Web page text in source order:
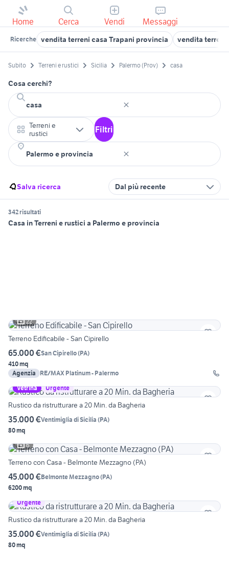
Home Cerca Vendi Messaggi
Ricerche vendita terreni casa Trapani provincia vendita terreni
Subito Terreni e rustici Sicilia Palermo (Prov) casa
Cosa cerchi?
Terreni e
rustici
Filtri
Salva ricerca Dal più recente
342 risultati
Casa in Terreni e rustici a Palermo e provincia
22
Terreno Edificabile - San Cipirello
65.000 €San Cipirello(PA)
410 mq
Agenzia
RE/MAX Platinum - Palermo
Vetrina
Urgente
Rustico da ristrutturare a 20 Min. da Bagheria
35.000 €Ventimiglia di Sicilia (PA)
80 mq
6
Terreno con Casa - Belmonte Mezzagno (PA)
45.000 €Belmonte Mezzagno(PA)
6200 mq
Urgente
Rustico da ristrutturare a 20 Min. da Bagheria
35.000 €Ventimiglia di Sicilia (PA)
80 mq